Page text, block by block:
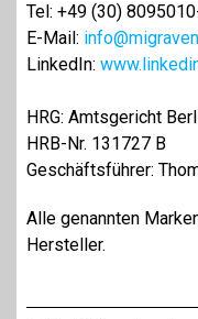
Tel: +49 (30)
E-Mail:
LinkedIn:
HRG: Amtsgericht
HRB-Nr. 131727 B
Geschäftsführer:
Alle genannten
Hersteller.